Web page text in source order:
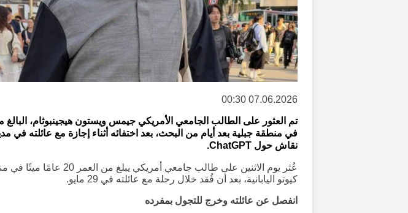
07.06.2026 00:30
في منطقة جبلية بعد أيام من البحث، بعد اختفائه أثناء إجازة مع عائلته في
نقاش حول ChatGPT.
عُثر يوم الاثنين على طالب جامعي
كيوتو اليابانية، بعد أن فُقد خلال رحلة مع عائلته في 29 مايو.
انفصل عن عائلته وخرج للتجول بمفرده